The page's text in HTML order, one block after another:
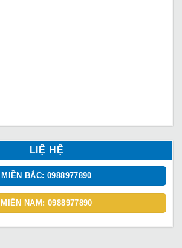
LIỆ HỆ
MIỀN BẮC: 0988977890
MIỀN NAM: 0988977890